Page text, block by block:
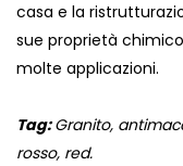
casa e la
sue proprietà
molte applicazioni.
Tag:Granito,
rosso, red.